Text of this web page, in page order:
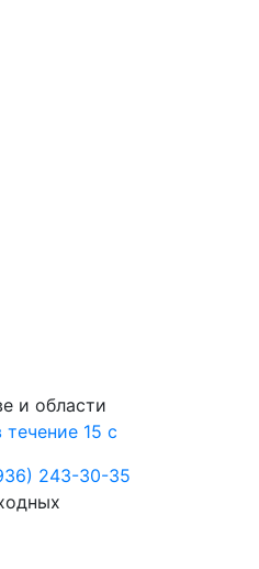
и области
15 с
243-30-35